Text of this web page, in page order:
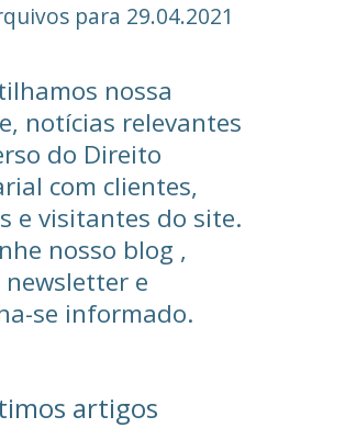
para 29.04.2021
nossa
notícias relevantes
do Direito
com clientes,
e visitantes do site.
nosso blog ,
newsletter e
se informado.
artigos